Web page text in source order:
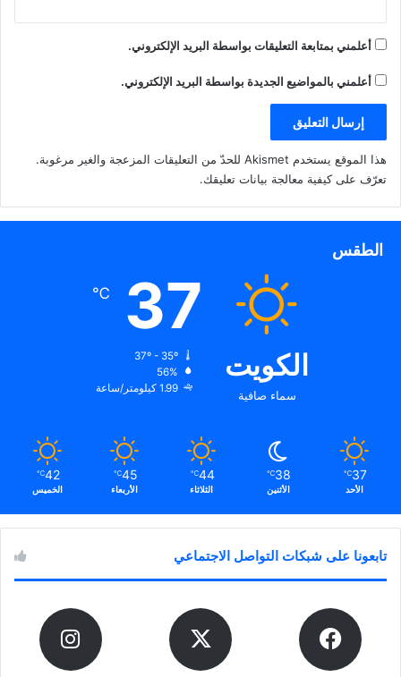
أعلمني بمتابعة التعليقات بواسطة البريد الإلكتروني.
أعلمني بالمواضيع الجديدة بواسطة البريد الإلكتروني.
هذا الموقع يستخدم Akismet للحدّ من التعليقات المزعجة والغير مرغوبة.
تعرّف على كيفية معالجة بيانات تعليقك.
الطقس
الكويت
سماء صافية
37
℃
56%
1.99 كيلومتر/ساعة
37
℃
الأحد
38
℃
الأثنين
44
℃
الثلاثاء
45
℃
الأربعاء
42
℃
الخميس
تابعونا على شبكات التواصل الاجتماعي